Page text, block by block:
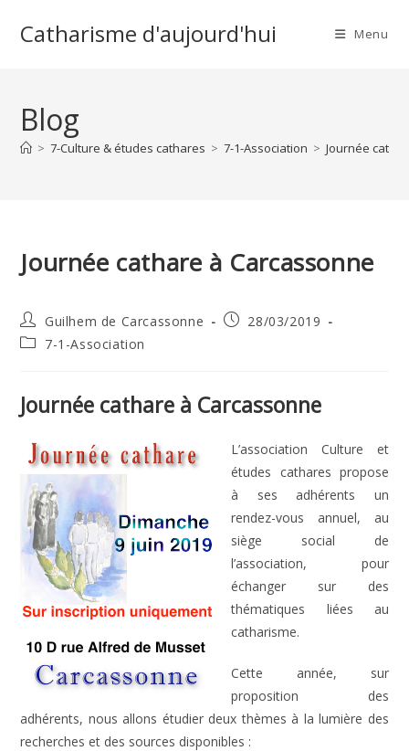
Catharisme d'aujourd'hui Menu
Blog
> 7-Culture & études cathares > 7-1-Association > Journée
Journée cathare à Carcassonne
Auteur/autrice
de
la
Guilhem de Carcassonne
Publication
28/03/2019
Post7-1-Association
Journée cathare à Carcassonne
L’association Culture et
études cathares propose
à ses adhérents un
rendez-vous annuel, au
siège social de
l’association, pour
échanger sur des
thématiques liées au
catharisme.
Cette année, sur
proposition des
adhérents, nous allons étudier deux thèmes à la lumière des
recherches et des sources disponibles :